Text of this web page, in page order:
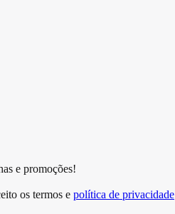
e promoções!
os termos e política de privacidade